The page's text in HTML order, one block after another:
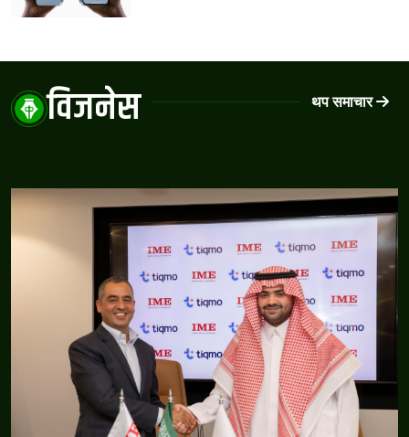
विजनेस थप समाचार